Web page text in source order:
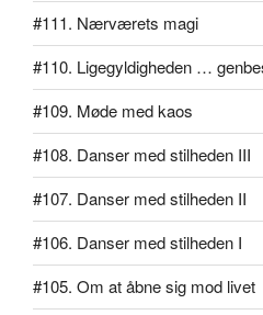
#111. Nærværets magi
#110. Ligegyldigheden …
#109. Møde med kaos
#108. Danser med stilheden III
#107. Danser med stilheden II
#106. Danser med stilheden I
#105. Om at åbne sig mod livet